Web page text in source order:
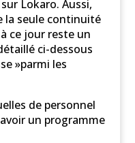
Lokaro. Aussi,
la seule continuité
ce jour reste un
ci-dessous
»parmi les
de personnel
un programme